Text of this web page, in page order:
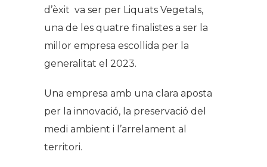
d’èxit va ser per Liquats Vegetals,
una de les quatre finalistes a ser la
millor empresa escollida per la
generalitat el 2023.
Una empresa amb una clara aposta
per la innovació, la preservació del
medi ambient i l’arrelament al
territori.